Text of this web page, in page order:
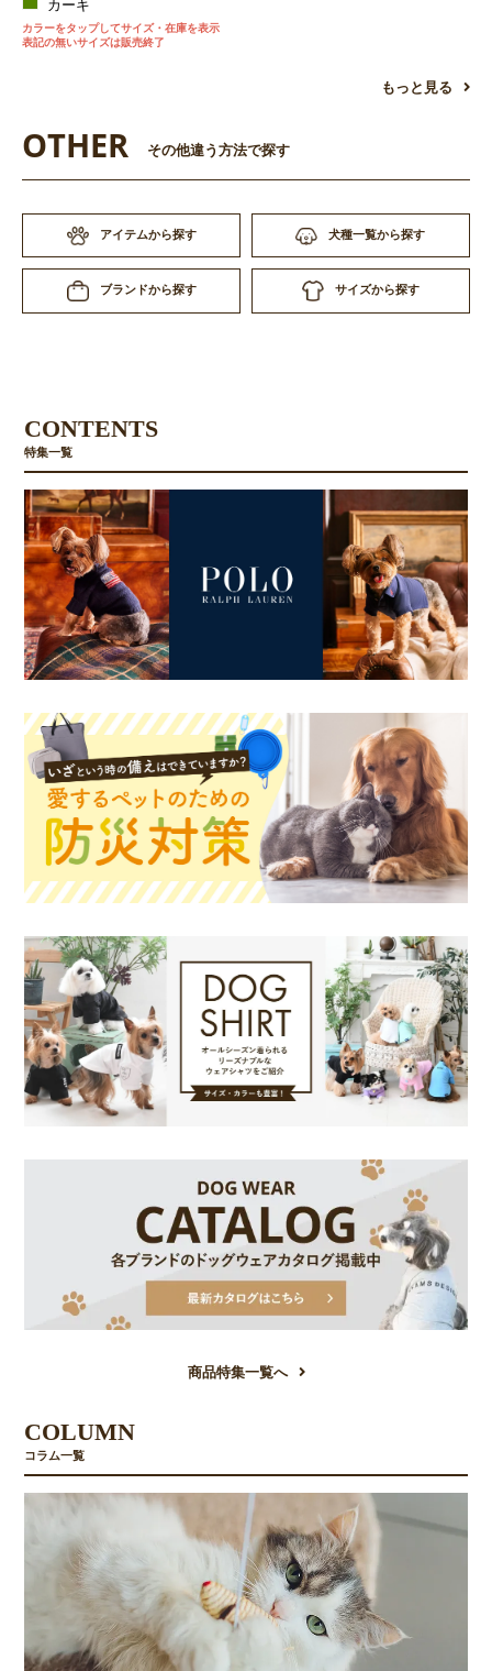
カーキ
カラーをタップしてサイズ・在庫を表示
表記の無いサイズは販売終了
もっと見る
OTHER その他違う方法で探す
アイテムから探す 犬種一覧から探す
ブランドから探す サイズから探す
CONTENTS
特集一覧
商品特集一覧へ
COLUMN
コラム一覧